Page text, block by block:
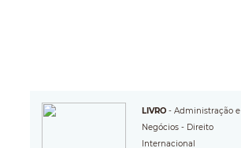
LIVRO - Administração e
Negócios - Direito
Internacional